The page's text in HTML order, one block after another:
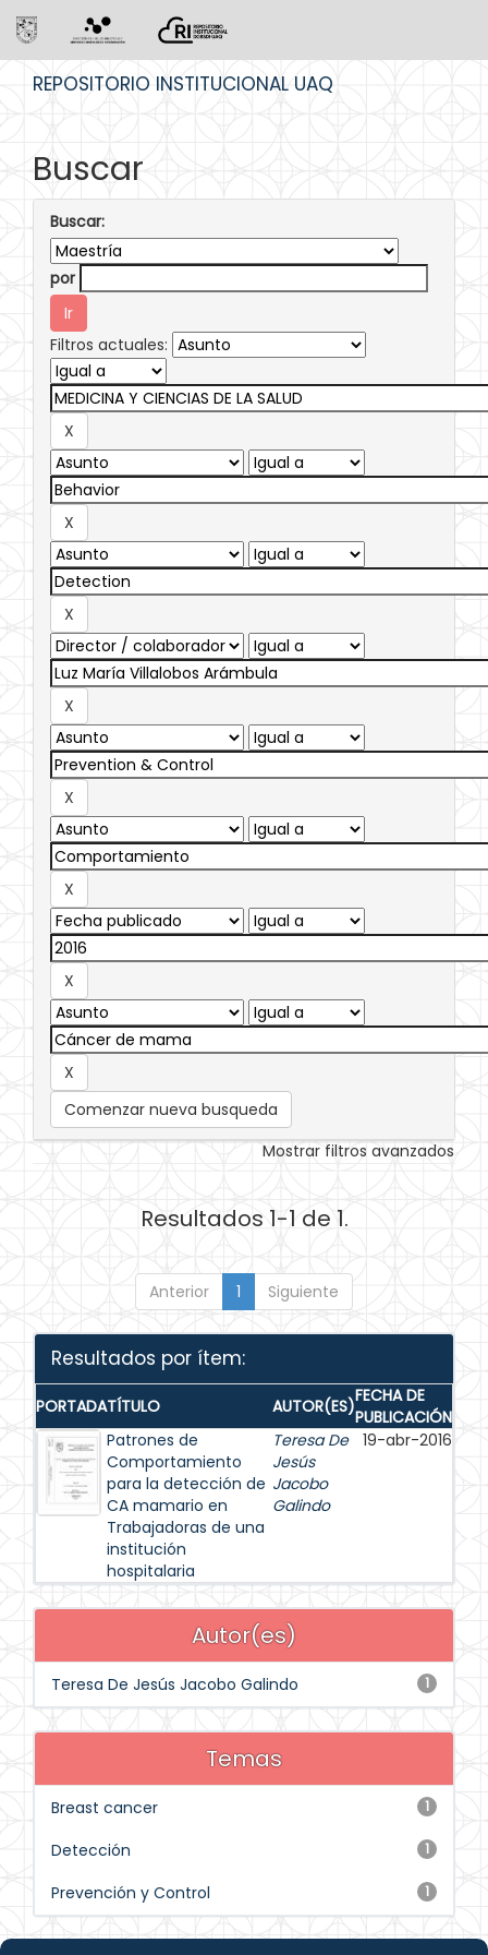
REPOSITORIO INSTITUCIONAL UAQ
Buscar
Buscar:
por
Filtros actuales:
Comenzar nueva busqueda
Mostrar filtros avanzados
Resultados 1-1 de 1.
Anterior 1 Siguiente
Resultados por ítem:
PORTADATÍTULO AUTOR(ES)FECHA DE
PUBLICACIÓN
Patrones de
Comportamiento
para la detección de
CA mamario en
Trabajadoras de una
institución
hospitalaria
Teresa De
Jesús
Jacobo
Galindo
19-abr-2016
Autor(es)
1
Teresa De Jesús Jacobo Galindo
Temas
1
Breast cancer
1
Detección
1
Prevención y Control